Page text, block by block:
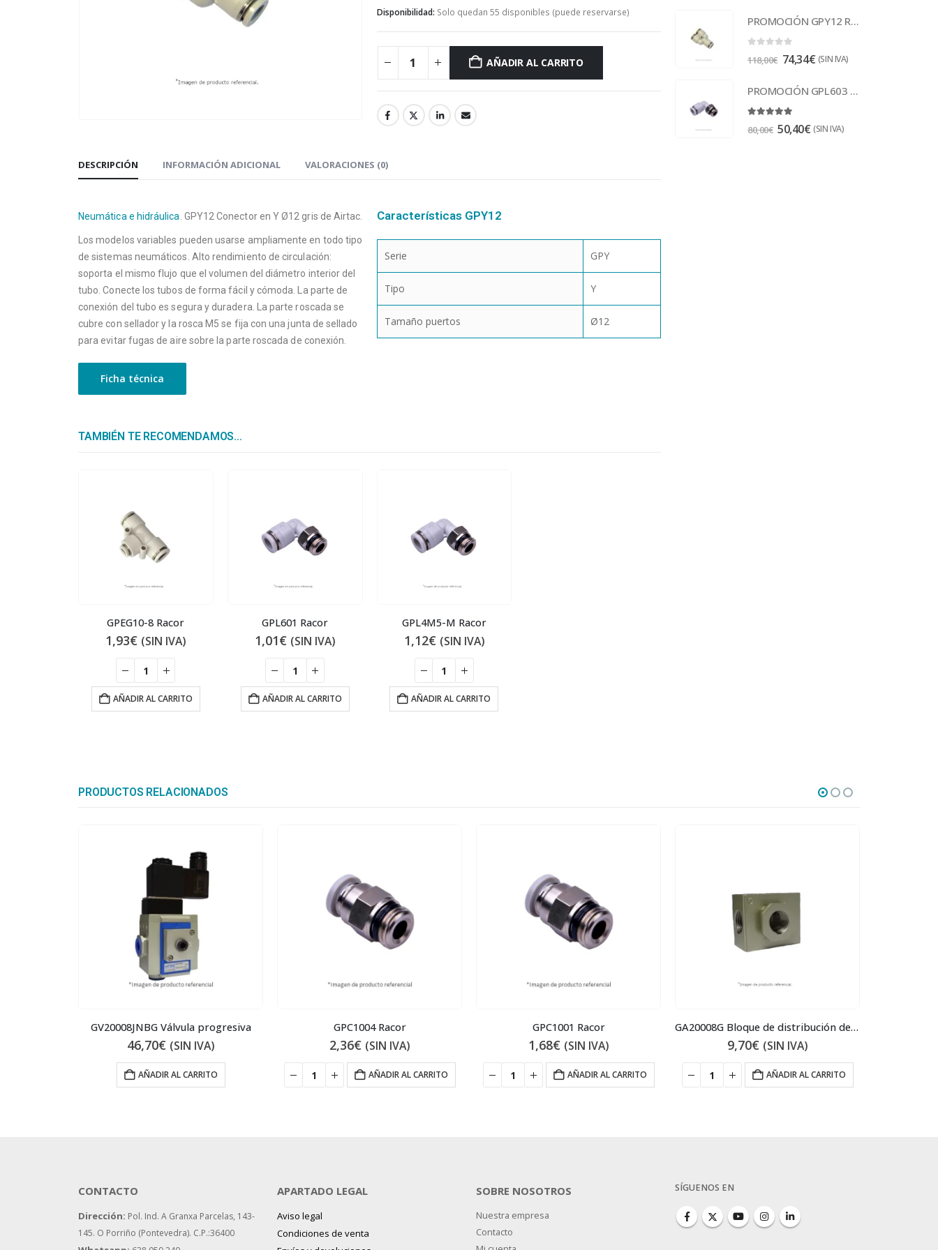
Disponibilidad: Solo quedan 55 disponibles (puede reservarse)
AÑADIR AL CARRITO
DESCRIPCIÓN INFORMACIÓN ADICIONAL VALORACIONES (0)
Neumática e hidráulica . GPY12 Conector en Y Ø12 gris de Airtac.
Los modelos variables pueden usarse ampliamente en todo tipo
de sistemas neumáticos. Alto rendimiento de circulación:
soporta el mismo flujo que el volumen del diámetro interior del
tubo. Conecte los tubos de forma fácil y cómoda. La parte de
conexión del tubo es segura y duradera. La parte roscada se
cubre con sellador y la rosca M5 se fija con una junta de sellado
para evitar fugas de aire sobre la parte roscada de conexión.
Ficha técnica
Características GPY12
Serie GPY
Tipo Y
Tamaño puertos Ø12
TAMBIÉN TE RECOMENDAMOS…
GPEG10-8 Racor
1,93€ (SIN IVA)
AÑADIR AL CARRITO
GPL601 Racor
1,01€ (SIN IVA)
AÑADIR AL CARRITO
GPL4M5-M Racor
1,12€ (SIN IVA)
AÑADIR AL CARRITO
PROMOCIÓN GPY12 Racor
118,00€ 74,34€ (SIN IVA)
PROMOCIÓN GPL603 Racor
80,00€ 50,40€ (SIN IVA)
PRODUCTOS RELACIONADOS
GV20008JNBG Válvula progresiva
46,70€ (SIN IVA)
AÑADIR AL CARRITO
GPC1004 Racor
2,36€ (SIN IVA)
AÑADIR AL CARRITO
GPC1001 Racor
1,68€ (SIN IVA)
AÑADIR AL CARRITO
GA20008G Bloque de distribución de aire
9,70€ (SIN IVA)
AÑADIR AL CARRITO
CONTACTO
Dirección: Pol. Ind. A Granxa Parcelas, 143-
145. O Porriño (Pontevedra). C.P.:36400
APARTADO LEGAL
Aviso legal
Condiciones de venta
SOBRE NOSOTROS
Nuestra empresa
Contacto
SÍGUENOS EN